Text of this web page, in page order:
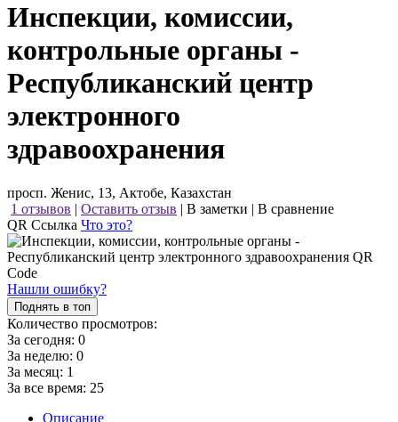
Инспекции, комиссии,
контрольные органы -
Республиканский центр
электронного
здравоохранения
просп. Женис, 13, Актобе, Казахстан
1 отзывов | Оставить отзыв | В заметки | В сравнение
QR Ссылка Что это?
Нашли ошибку?
Поднять в топ
Количество просмотров:
За сегодня: 0
За неделю: 0
За месяц: 1
За все время: 25
Описание